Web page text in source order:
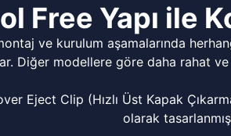
Free Yapı ile
ve kurulum aşamalarında
Diğer modellere göre daha rahat
Eject Clip (Hızlı Üst Kapak
olarak